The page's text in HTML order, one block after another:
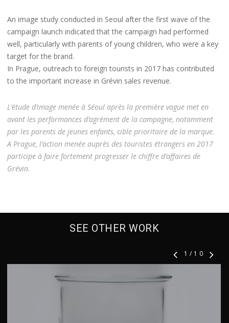
An image study conducted in Seoul after the first wave of the
campaign launch indicated that the campaign had performed
well, particularly with parents of young children, who were a key
target for the brand.
In Prague, outreach to foreign tourists in 2017 has contributed
to the important increase in Grévin sales revenue.
L’étude d’image menée à Séoul après la première vague met en
avant les performances d’agrément de la campagne, notamment
par les parents de jeunes enfants, cible prioritaire de la marque.
A Prague, l’action menée auprès des touristes étrangers en 2017
participe à faire fortement progresser le chiffre d’affaires de
Grévin.
SEE OTHER WORK
1/ 10